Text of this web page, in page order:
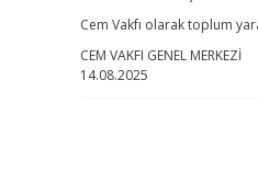
Cem Vakfı olarak toplum
CEM VAKFI GENEL MERKEZİ
14.08.2025